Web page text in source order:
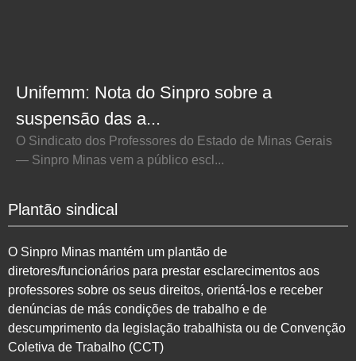
Unifemm: Nota do Sinpro sobre a
suspensão das a...
O Sindicato dos Professores do Estado de Minas Gerais
— Sinpro Minas vem a público escl...
Plantão sindical
O Sinpro Minas mantém um plantão de
diretores/funcionários para prestar esclarecimentos aos
professores sobre os seus direitos, orientá-los e receber
denúncias de más condições de trabalho e de
descumprimento da legislação trabalhista ou de Convenção
Coletiva de Trabalho (CCT)